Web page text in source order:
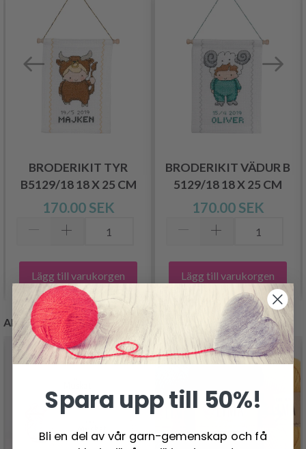
BRODERIKIT TYR
B5129/18 18 X 25 CM
170.00 SEK
Lägg till varukorgen
BRODERIKIT VÄDUR B
5129/18 18 X 25 CM
170.00 SEK
Lägg till varukorgen
ANDRA KUNDER KÖPTE
Spara upp till 50%!
Bli en del av vår garn-gemenskap och få